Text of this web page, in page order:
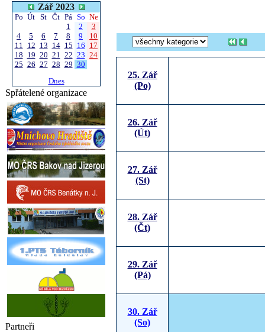
Zář 2023
Po Út St Čt Pá So Ne
1
2
3
4
5 6 7 8 9
10
11 12 13 14 15 16 17
18 19 20 21 22 23 24
25 26 27 28 29 30
Dnes
Spřátelené organizace
Partneři
25. Zář
(Po)
26. Zář
(Út)
27. Zář
(St)
28. Zář
(Čt)
29. Zář
(Pá)
30. Zář
(So)